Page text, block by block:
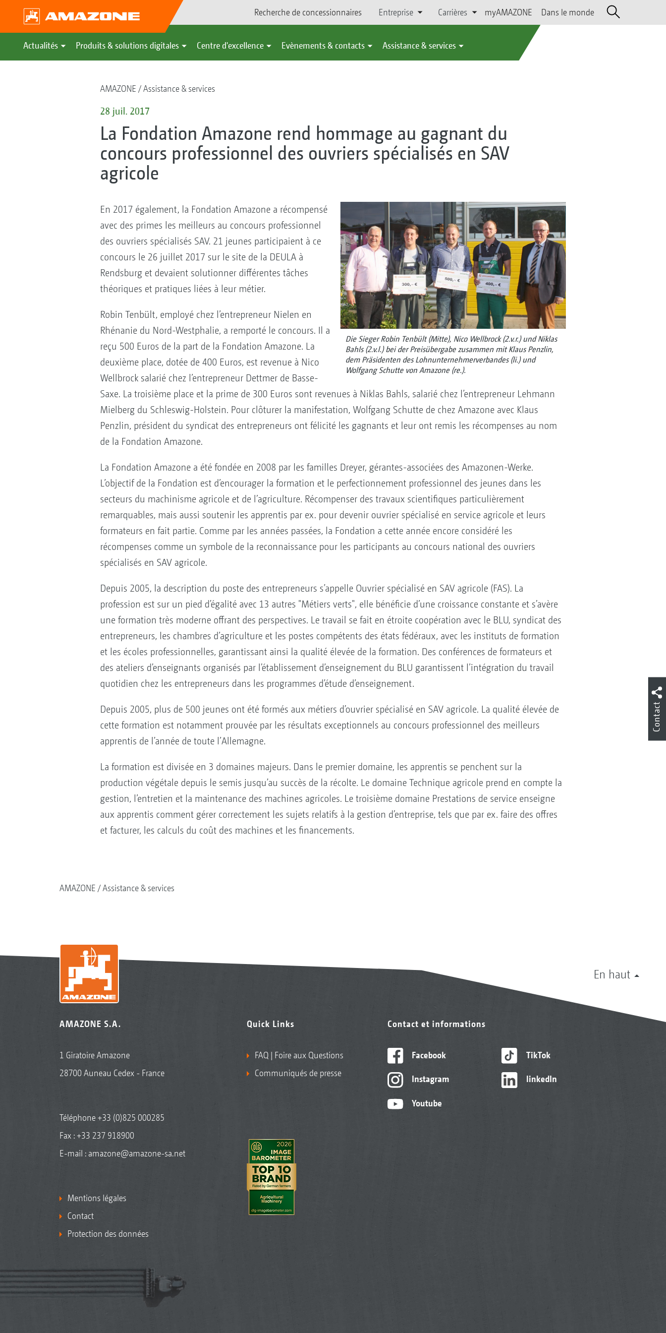
Recherche de concessionnaires Entreprise Carrières myAMAZONE Dans le monde
Actualités Produits & solutions digitales Centre d'excellence Evènements & contacts Assistance & services
AMAZONE Assistance & services
28 juil. 2017
La Fondation Amazone rend hommage au gagnant du
concours professionnel des ouvriers spécialisés en SAV
agricole
Die Sieger Robin Tenbült (Mitte), Nico Wellbrock (2.v.r.) und Niklas
Bahls (2.v.l.) bei der Preisübergabe zusammen mit Klaus Penzlin,
dem Präsidenten des Lohnunternehmerverbandes (li.) und
Wolfgang Schutte von Amazone (re.).
En 2017 également, la Fondation Amazone a récompensé
avec des primes les meilleurs au concours professionnel
des ouvriers spécialisés SAV. 21 jeunes participaient à ce
concours le 26 juillet 2017 sur le site de la DEULA à
Rendsburg et devaient solutionner différentes tâches
théoriques et pratiques liées à leur métier.
Robin Tenbült, employé chez l’entrepreneur Nielen en
Rhénanie du Nord-Westphalie, a remporté le concours. Il a
reçu 500 Euros de la part de la Fondation Amazone. La
deuxième place, dotée de 400 Euros, est revenue à Nico
Wellbrock salarié chez l’entrepreneur Dettmer de Basse-
Saxe. La troisième place et la prime de 300 Euros sont revenues à Niklas Bahls, salarié chez l’entrepreneur Lehmann
Mielberg du Schleswig-Holstein. Pour clôturer la manifestation, Wolfgang Schutte de chez Amazone avec Klaus
Penzlin, président du syndicat des entrepreneurs ont félicité les gagnants et leur ont remis les récompenses au nom
de la Fondation Amazone.
La Fondation Amazone a été fondée en 2008 par les familles Dreyer, gérantes-associées des Amazonen-Werke.
L’objectif de la Fondation est d’encourager la formation et le perfectionnement professionnel des jeunes dans les
secteurs du machinisme agricole et de l’agriculture. Récompenser des travaux scientifiques particulièrement
remarquables, mais aussi soutenir les apprentis par ex. pour devenir ouvrier spécialisé en service agricole et leurs
formateurs en fait partie. Comme par les années passées, la Fondation a cette année encore considéré les
récompenses comme un symbole de la reconnaissance pour les participants au concours national des ouvriers
spécialisés en SAV agricole.
Depuis 2005, la description du poste des entrepreneurs s’appelle Ouvrier spécialisé en SAV agricole (FAS). La
profession est sur un pied d’égalité avec 13 autres "Métiers verts", elle bénéficie d’une croissance constante et s’avère
une formation très moderne offrant des perspectives. Le travail se fait en étroite coopération avec le BLU, syndicat des
entrepreneurs, les chambres d’agriculture et les postes compétents des états fédéraux, avec les instituts de formation
et les écoles professionnelles, garantissant ainsi la qualité élevée de la formation. Des conférences de formateurs et
des ateliers d’enseignants organisés par l’établissement d’enseignement du BLU garantissent l’intégration du travail
quotidien chez les entrepreneurs dans les programmes d’étude d’enseignement.
Depuis 2005, plus de 500 jeunes ont été formés aux métiers d’ouvrier spécialisé en SAV agricole. La qualité élevée de
cette formation est notamment prouvée par les résultats exceptionnels au concours professionnel des meilleurs
apprentis de l’année de toute l’Allemagne.
La formation est divisée en 3 domaines majeurs. Dans le premier domaine, les apprentis se penchent sur la
production végétale depuis le semis jusqu’au succès de la récolte. Le domaine Technique agricole prend en compte la
gestion, l’entretien et la maintenance des machines agricoles. Le troisième domaine Prestations de service enseigne
aux apprentis comment gérer correctement les sujets relatifs à la gestion d’entreprise, tels que par ex. faire des offres
et facturer, les calculs du coût des machines et les financements.
AMAZONE Assistance & services
En haut
AMAZONE S.A.
1 Giratoire Amazone
28700 Auneau Cedex - France
Téléphone+33 (0)825 000285
Fax : +33 237 918900
E-mail : amazone@amazone-sa.net
Mentions légales
Contact
Protection des données
Quick Links
FAQ | Foire aux Questions
Communiqués de presse
Contact et informations
Facebook
Instagram
Youtube
TikTok
linkedIn
Contact